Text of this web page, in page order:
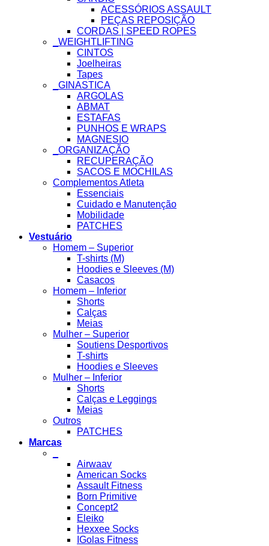
ACESSÓRIOS ASSAULT
PEÇAS REPOSIÇÃO
CORDAS | SPEED ROPES
_WEIGHTLIFTING
CINTOS
Joelheiras
Tapes
_GINASTICA
ARGOLAS
ABMAT
ESTAFAS
PUNHOS E WRAPS
MAGNESIO
_ORGANIZAÇÃO
RECUPERAÇÃO
SACOS E MOCHILAS
Complementos Atleta
Essenciais
Cuidado e Manutenção
Mobilidade
PATCHES
Vestuário
Homem – Superior
T-shirts (M)
Hoodies e Sleeves (M)
Casacos
Homem – Inferior
Shorts
Calças
Meias
Mulher – Superior
Soutiens Desportivos
T-shirts
Hoodies e Sleeves
Mulher – Inferior
Shorts
Calças e Leggings
Meias
Outros
PATCHES
Marcas
Airwaav
American Socks
Assault Fitness
Born Primitive
Concept2
Eleiko
Hexxee Socks
IGolas Fitness